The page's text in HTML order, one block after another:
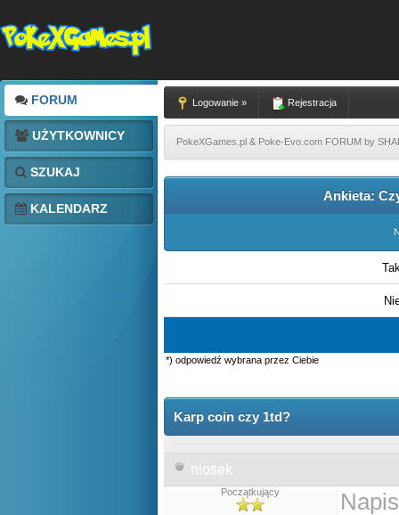
FORUM
UŻYTKOWNICY
SZUKAJ
KALENDARZ
Logowanie » Rejestracja
PokeXGames.pl & Poke-Evo.com FORUM by
Ankieta:
*) odpowiedź wybrana przez Ciebie
Karp coin czy 1td?
niosek
Początkujący